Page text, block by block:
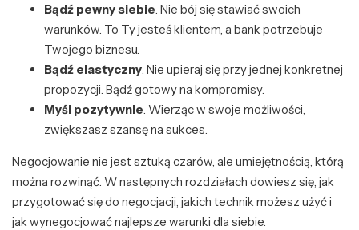
Bądź pewny siebie. Nie bój się stawiać swoich
warunków. To Ty jesteś klientem, a bank potrzebuje
Twojego biznesu.
Bądź elastyczny. Nie upieraj się przy jednej konkretnej
propozycji. Bądź gotowy na kompromisy.
Myśl pozytywnie. Wierząc w swoje możliwości,
zwiększasz szansę na sukces.
Negocjowanie nie jest sztuką czarów, ale umiejętnością, którą
można rozwinąć. W następnych rozdziałach dowiesz się, jak
przygotować się do negocjacji, jakich technik możesz użyć i
jak wynegocjować najlepsze warunki dla siebie.